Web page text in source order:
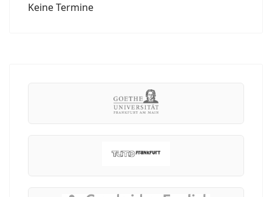
Keine Termine